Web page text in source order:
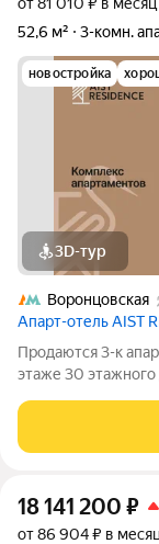
52,6 м²
3-комн.
новостройка
3D-тур
Воронцовская
Апарт-отель AIST
Продаются 3-к
этаже 30 этажного
стремится к
отдыхом на природе.
18 141 200 ₽
от 86 904 ₽ в месяц